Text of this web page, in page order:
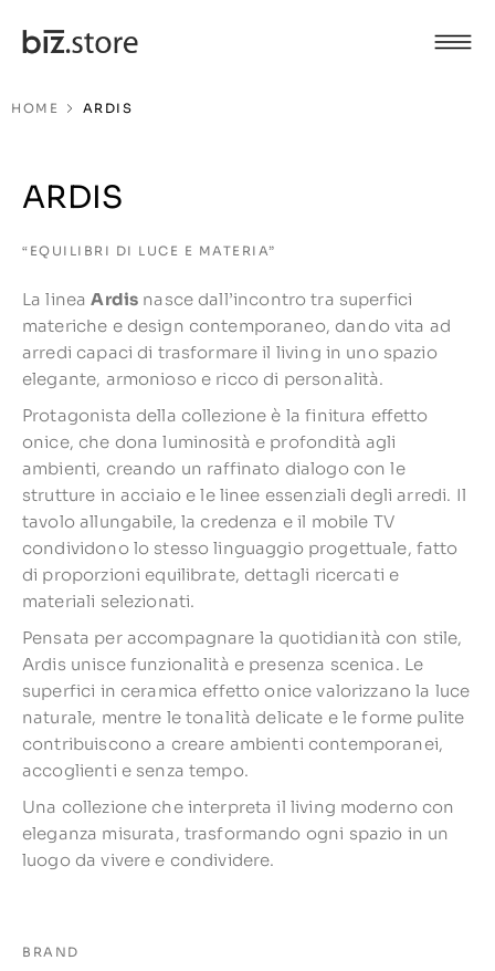
HOME ARDIS
ARDIS
“EQUILIBRI DI LUCE E MATERIA”
La lineaArdis nasce dall’incontro tra superfici
materiche e design contemporaneo, dando vita ad
arredi capaci di trasformare il living in uno spazio
elegante, armonioso e ricco di personalità.
Protagonista della collezione è la finitura effetto
onice, che dona luminosità e profondità agli
ambienti, creando un raffinato dialogo con le
strutture in acciaio e le linee essenziali degli arredi. Il
tavolo allungabile, la credenza e il mobile TV
condividono lo stesso linguaggio progettuale, fatto
di proporzioni equilibrate, dettagli ricercati e
materiali selezionati.
Pensata per accompagnare la quotidianità con stile,
Ardis unisce funzionalità e presenza scenica. Le
superfici in ceramica effetto onice valorizzano la luce
naturale, mentre le tonalità delicate e le forme pulite
contribuiscono a creare ambienti contemporanei,
accoglienti e senza tempo.
Una collezione che interpreta il living moderno con
eleganza misurata, trasformando ogni spazio in un
luogo da vivere e condividere.
BRAND